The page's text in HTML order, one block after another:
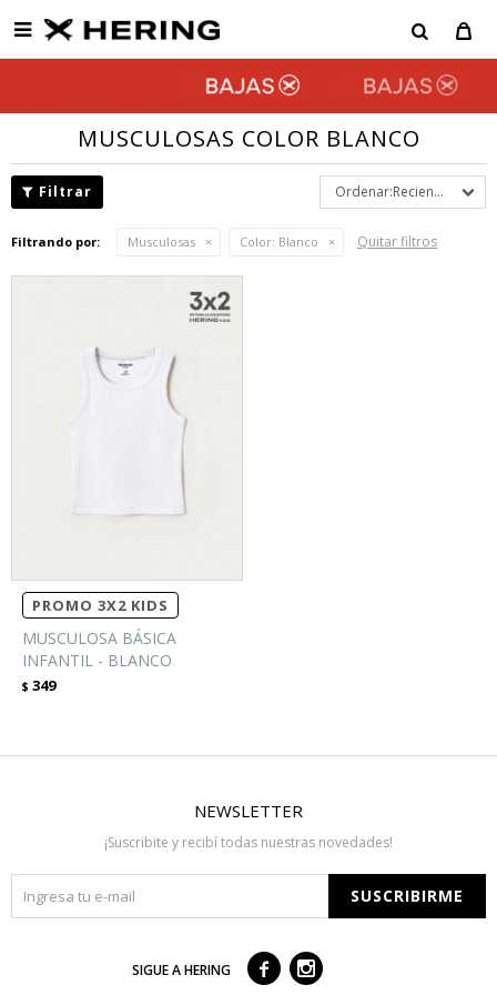

MUSCULOSAS COLOR BLANCO
Recientes
Filtrando por: Musculosas Color: Blanco Quitar filtros
PROMO 3X2 KIDS
MUSCULOSA BÁSICA
INFANTIL - BLANCO
$ 349
NEWSLETTER
¡Suscribite y recibí todas nuestras novedades!
SUSCRIBIRME
SIGUE A HERING  